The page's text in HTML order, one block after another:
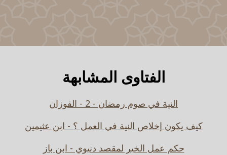
الفتاوى المشابهة
النية في صوم رمضان - 2 - الفوزان
كيف يكون إخلاص النية في العمل ؟ - ابن عثيمين
حكم عمل الخير لمقصد دنيوي - ابن باز